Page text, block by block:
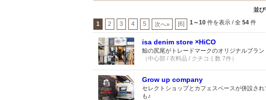
並び
1 2 3 4 5 次へ» [6] 1～10 件を表示 / 全 54 件
isa denim store ×HiCO
鯨の尻尾がトレードマークのオリジナルブラ
（中心部 / 衣料品 / クチコミ数 7件）
Grow up company
セレクトショップとカフェスペースが併設さ
も♪